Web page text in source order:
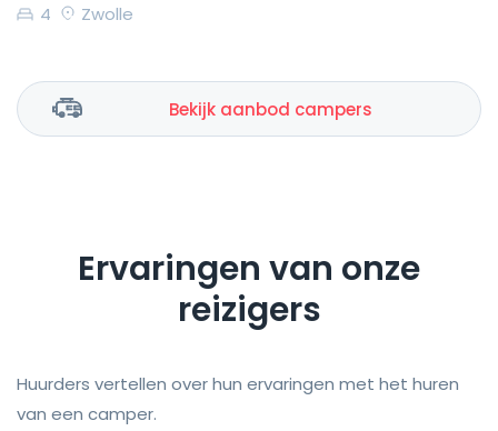
4
Zwolle
Bekijk aanbod campers
Ervaringen van onze
reizigers
Huurders vertellen over hun ervaringen met het huren
van een camper.